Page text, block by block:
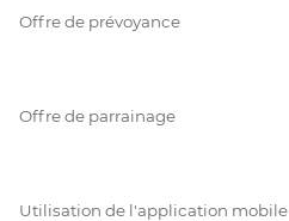
Offre de prévoyance
Offre de parrainage
Utilisation de l'application mobile